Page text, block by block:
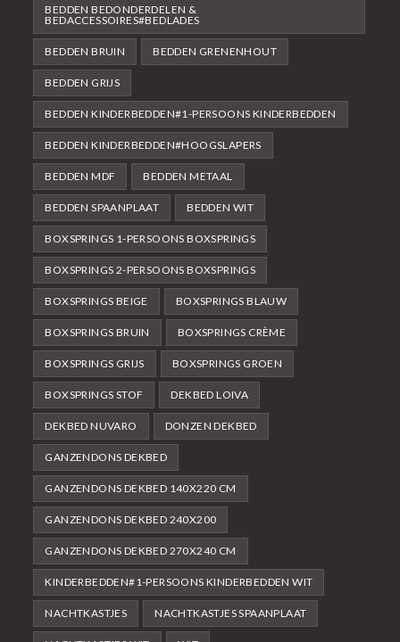
BEDDEN BEDONDERDELEN &
BEDACCESSOIRES#BEDLADES
BEDDEN BRUIN BEDDEN GRENENHOUT
BEDDEN GRIJS
BEDDEN KINDERBEDDEN#1-PERSOONS KINDERBEDDEN
BEDDEN KINDERBEDDEN#HOOGSLAPERS
BEDDEN MDF BEDDEN METAAL
BEDDEN SPAANPLAAT BEDDEN WIT
BOXSPRINGS 1-PERSOONS BOXSPRINGS
BOXSPRINGS 2-PERSOONS BOXSPRINGS
BOXSPRINGS BEIGE BOXSPRINGS BLAUW
BOXSPRINGS BRUIN BOXSPRINGS CRÈME
BOXSPRINGS GRIJS BOXSPRINGS GROEN
BOXSPRINGS STOF DEKBED LOIVA
DEKBED NUVARO DONZEN DEKBED
GANZENDONS DEKBED
GANZENDONS DEKBED 140X220 CM
GANZENDONS DEKBED 240X200
GANZENDONS DEKBED 270X240 CM
KINDERBEDDEN#1-PERSOONS KINDERBEDDEN WIT
NACHTKASTJES NACHTKASTJES SPAANPLAAT